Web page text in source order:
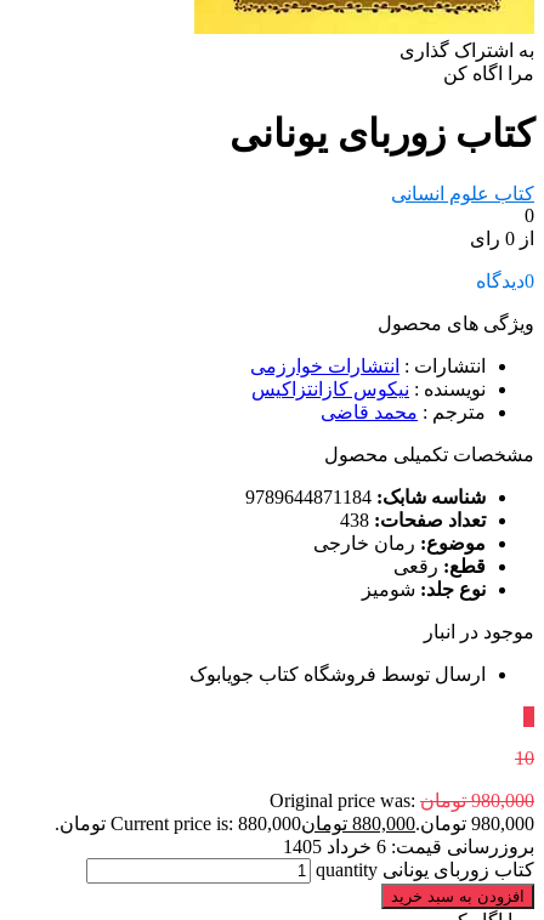
به اشتراک گذاری
مرا اگاه کن
کتاب زوربای یونانی
کتاب علوم انسانی
0
از 0 رای
0دیدگاه
ویژگی های محصول
انتشارات : انتشارات خوارزمی
نویسنده : نیکوس کازانتزاکیس
مترجم : محمد قاضی
مشخصات تکمیلی محصول
شناسه شابک:
تعداد صفحات:
موضوع: رمان خارجی
قطع: رقعی
نوع جلد: شومیز
موجود در انبار
ارسال توسط فروشگاه کتاب جویابوک
10
980,000 تومان Original price was:
980,000 تومان.
880,000 تومانCurrent price is: 880,000 تومان.
بروزرسانی قیمت: 6 خرداد 1405
کتاب زوربای یونانی quantity
افزودن به سبد خرید